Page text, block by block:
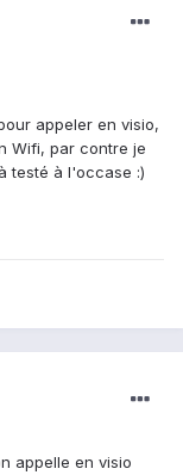
appeler en visio,
Wifi, par contre je
testé à l'occase :)
appelle en visio